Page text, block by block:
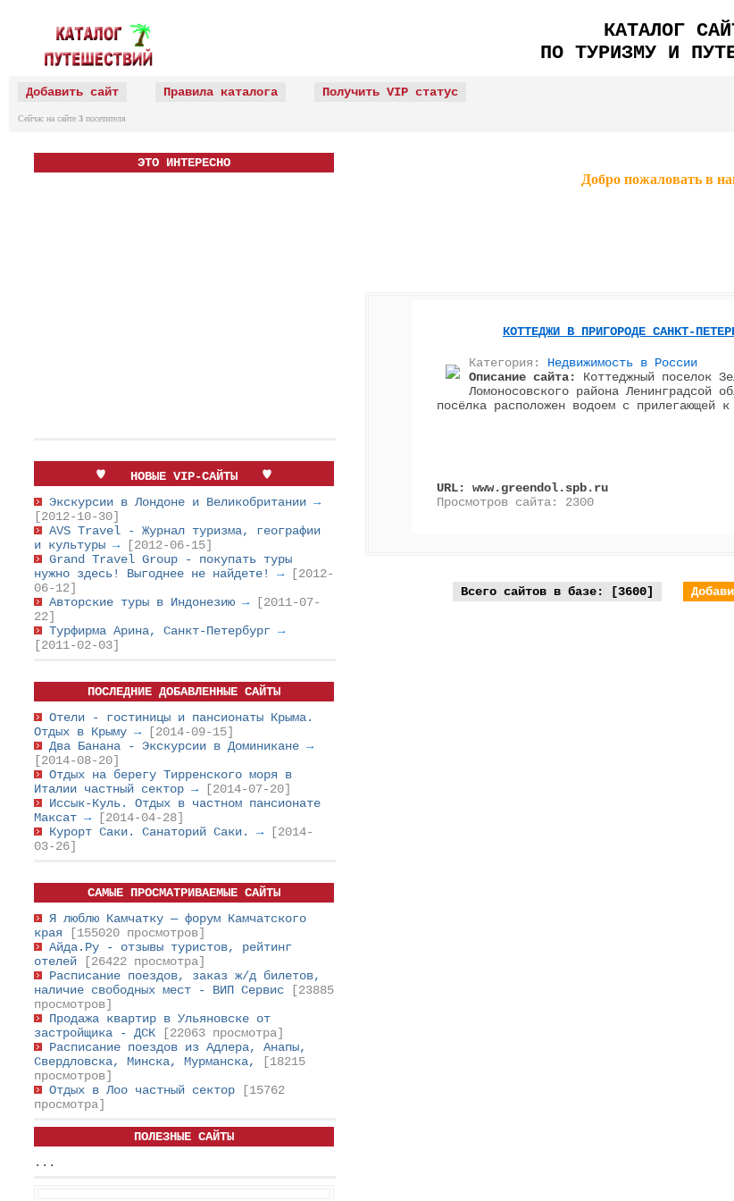
КАТАЛОГ
ПО ТУРИЗМУ И
Добавить сайт Правила каталога Получить VIP статус
Сейчас на сайте 3 посетителя
ЭТО ИНТЕРЕСНО
НОВЫЕ VIP-САЙТЫ
Экскурсии в Лондоне и Великобритании →
[2012-10-30]
AVS Travel - Журнал туризма, географии
и культуры →
[2012-06-15]
Grand Travel Group - покупать туры
нужно здесь! Выгоднее не найдете! →
[2012-
06-12]
Авторские туры в Индонезию →
[2011-07-
22]
Турфирма Арина, Санкт-Петербург →
[2011-02-03]
ПОСЛЕДНИЕ ДОБАВЛЕННЫЕ САЙТЫ
Отели - гостиницы и пансионаты Крыма.
Отдых в Крыму →
[2014-09-15]
Два Банана - Экскурсии в Доминикане →
[2014-08-20]
Отдых на берегу Тирренского моря в
Италии частный сектор →
[2014-07-20]
Иссык-Куль. Отдых в частном пансионате
Максат →
[2014-04-28]
Курорт Саки. Санаторий Саки. →
[2014-
03-26]
САМЫЕ ПРОСМАТРИВАЕМЫЕ САЙТЫ
Я люблю Камчатку — форум Камчатского
края
[155020 просмотров]
Айда.Ру - отзывы туристов, рейтинг
отелей
[26422 просмотра]
Расписание поездов, заказ ж/д билетов,
наличие свободных мест - ВИП Сервис
[23885
просмотров]
Продажа квартир в Ульяновске от
застройщика - ДСК
[22063 просмотра]
Расписание поездов из Адлера, Анапы,
Свердловска, Минска, Мурманска,
[18215
просмотров]
Отдых в Лоо частный сектор
[15762
просмотра]
ПОЛЕЗНЫЕ САЙТЫ
...
Добро пожаловать
КОТТЕДЖИ В ПРИГОРОДЕ САНКТ-
Категория: Недвижимость в России
Описание сайта: Коттеджный поселок
Ломоносовского района
посёлка расположен водоем с прилегающей
URL: www.greendol.spb.ru
Просмотров сайта: 2300
Всего сайтов в базе: [3600]